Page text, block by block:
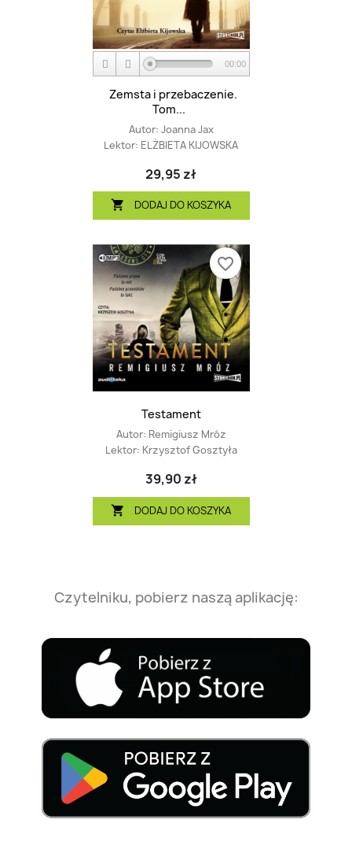
00:00
Zemsta i przebaczenie.
Tom...
Autor: Joanna Jax
Lektor: ELŻBIETA KIJOWSKA
29,95 zł
 DODAJ DO KOSZYKA
Testament
Autor: Remigiusz Mróz
Lektor: Krzysztof Gosztyła
39,90 zł
 DODAJ DO KOSZYKA
favorite_border
Czytelniku, pobierz naszą aplikację: